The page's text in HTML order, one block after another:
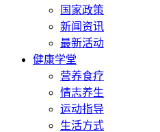
国家政策
新闻资讯
最新活动
健康学堂
营养食疗
情志养生
运动指导
生活方式